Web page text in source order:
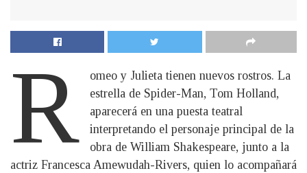
R
omeo y Julieta tienen nuevos rostros. La
estrella de Spider-Man, Tom Holland,
aparecerá en una puesta teatral
interpretando el personaje principal de la
obra de William Shakespeare, junto a la
actriz Francesca Amewudah-Rivers, quien lo acompañará